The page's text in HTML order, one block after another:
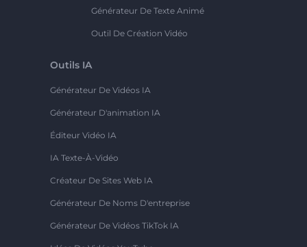
Générateur De Texte Animé
Outil De Création Vidéo
Outils IA
Générateur De Vidéos IA
Générateur D'animation IA
Éditeur Vidéo IA
IA Texte-À-Vidéo
Créateur De Sites Web IA
Générateur De Noms D'entreprise
Générateur De Vidéos TikTok IA